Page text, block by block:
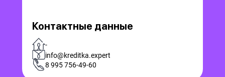
Контактные данные
-
info@kreditka.expert
8 995 756-49-60